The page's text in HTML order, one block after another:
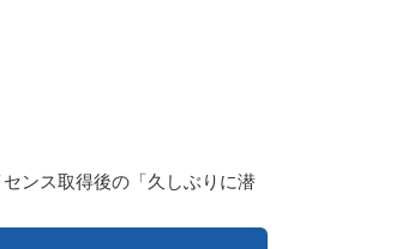
ンス取得後の「久しぶりに潜